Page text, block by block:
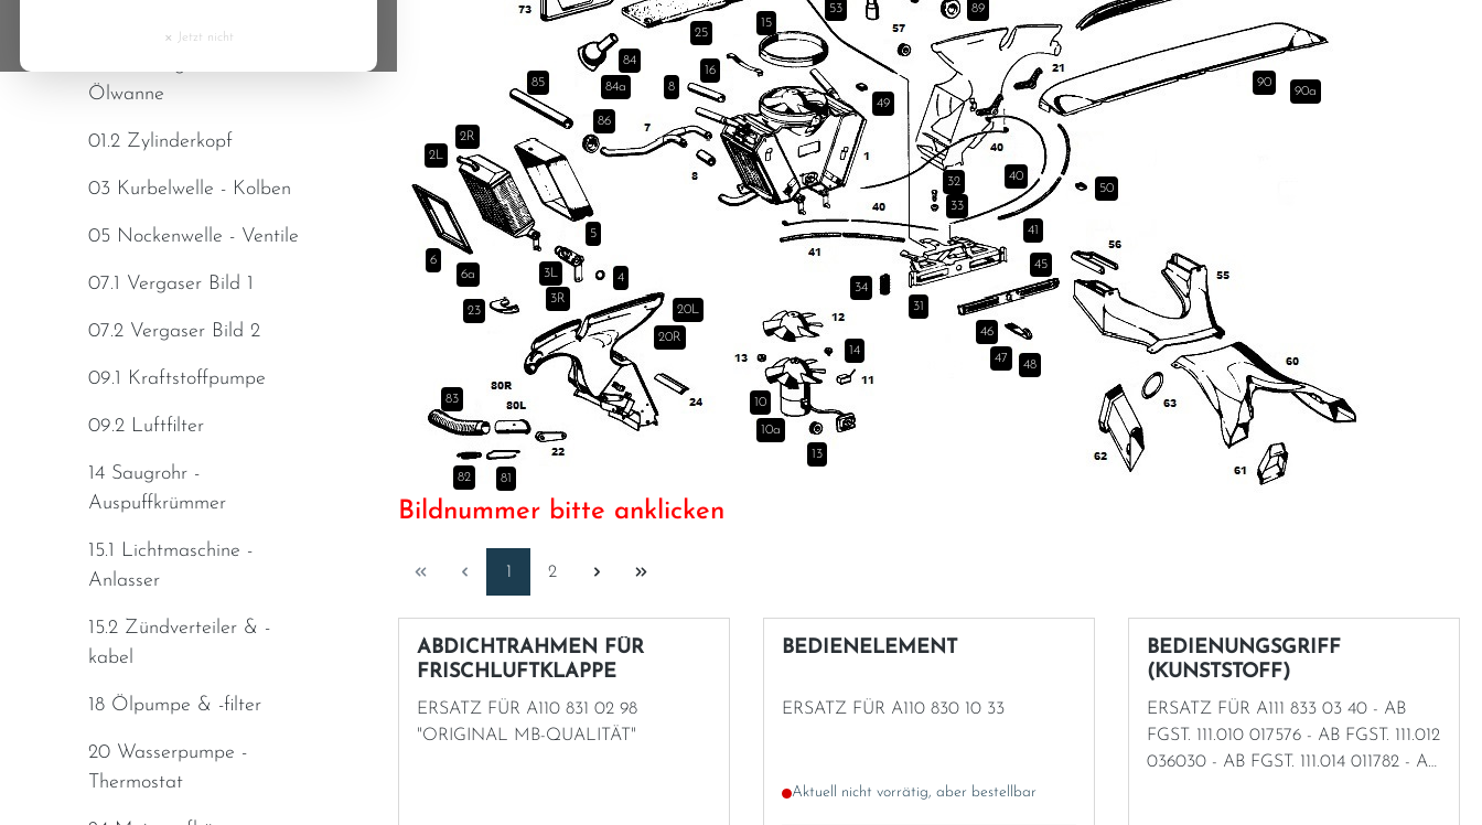
Ölwanne
01.2 Zylinderkopf
03 Kurbelwelle - Kolben
05 Nockenwelle - Ventile
07.1 Vergaser Bild 1
07.2 Vergaser Bild 2
09.1 Kraftstoffpumpe
09.2 Luftfilter
14 Saugrohr -
Auspuffkrümmer
15.1 Lichtmaschine -
Anlasser
15.2 Zündverteiler & -
kabel
18 Ölpumpe & -filter
20 Wasserpumpe -
Thermostat
2L
2R
6
6a
15
85
23
3L
3R
4
83
82 81
20L
20R
14
10
10a
13
46
47
48
45
41
50
31
34
40
33
32
90
90a
49
89
53
25
84
84a
16
8
86
5
Bildnummer bitte anklicken
Seite
1 Seite
2
ABDICHTRAHMEN FÜR
FRISCHLUFTKLAPPE
ERSATZ FÜR A110 831 02 98
"ORIGINAL MB-QUALITÄT"
BEDIENELEMENT
ERSATZ FÜR A110 830 10 33
Aktuell nicht vorrätig, aber bestellbar
BEDIENUNGSGRIFF
(KUNSTSTOFF)
ERSATZ FÜR A111 833 03 40 - AB
FGST. 111.010 017576 - AB FGST. 111.012
036030 - AB FGST. 111.014 011782 - AB
Czech Republic
Denmark
Estonia
Finland
Hungary
Ireland
Lithuania
Luxembourg
Macedonia
× Jetzt nicht